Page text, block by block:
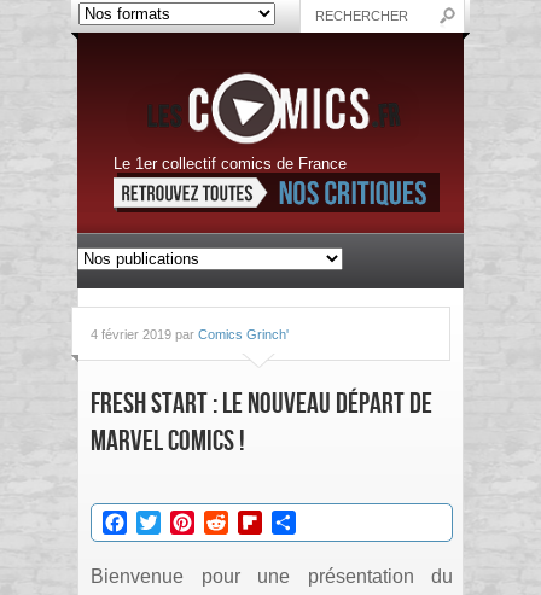
Le 1er collectif comics de France
4 février 2019 par Comics Grinch'
Fresh Start : Le nouveau départ de
Marvel Comics !
Facebook
TwitterPinterestRedditFlipboard
Bienvenue pour une présentation du